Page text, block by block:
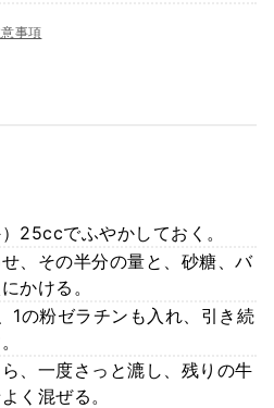
事項
25ccでふやかしておく。
、その半分の量と、砂糖、バ
かける。
1の粉ゼラチンも入れ、引き続
、一度さっと漉し、残りの牛
く混ぜる。